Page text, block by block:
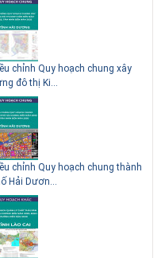
kỹ thuật hạ tầng và môi trường
đại học với 280 chỉ tiêu, thời
chỉnh Quy hoạch chung xây
đô thị Ki...
chỉnh Quy hoạch chung thành
Hải Dươn...